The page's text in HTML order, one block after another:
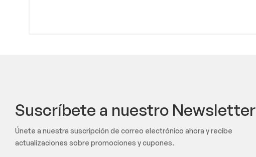
Suscríbete a nuestro Newsletter
Únete a nuestra suscripción de correo electrónico ahora y recibe
actualizaciones sobre promociones y cupones.